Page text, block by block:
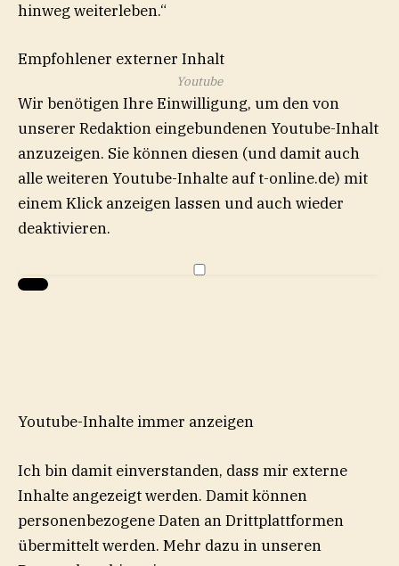
hinweg weiterleben.“
Empfohlener externer Inhalt
Youtube
Wir benötigen Ihre Einwilligung, um den von
unserer Redaktion eingebundenenYoutube-Inhalt
anzuzeigen. Sie können diesen (und damit auch
alle weiterenYoutube-Inhalte auf t-online.de) mit
einem Klick anzeigen lassen und auch wieder
deaktivieren.
Youtube-Inhalte immer anzeigen
Ich bin damit einverstanden, dass mir externe
Inhalte angezeigt werden. Damit können
personenbezogene Daten an Drittplattformen
übermittelt werden. Mehr dazu in unseren